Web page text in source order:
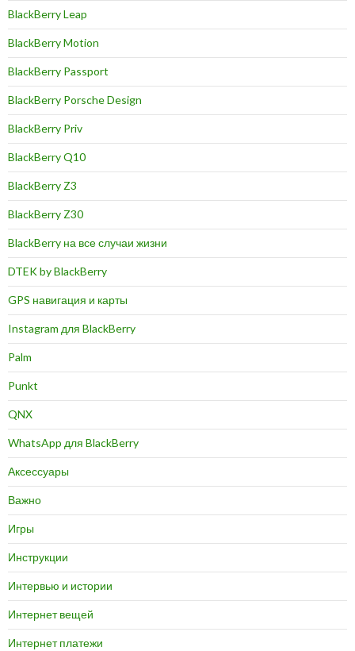
BlackBerry Leap
BlackBerry Motion
BlackBerry Passport
BlackBerry Porsche Design
BlackBerry Priv
BlackBerry Q10
BlackBerry Z3
BlackBerry Z30
BlackBerry на все случаи жизни
DTEK by BlackBerry
GPS навигация и карты
Instagram для BlackBerry
Palm
Punkt
QNX
WhatsApp для BlackBerry
Аксессуары
Важно
Игры
Инструкции
Интервью и истории
Интернет вещей
Интернет платежи